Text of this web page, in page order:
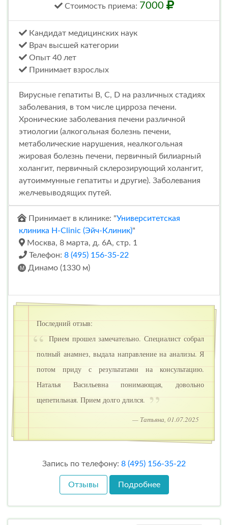
Стоимость приема: 7000
Кандидат медицинских наук
Врач высшей категории
Опыт 40 лет
Принимает взрослых
Вирусные гепатиты В, С, D на различных стадиях
заболевания, в том числе цирроза печени.
Хронические заболевания печени различной
этиологии (алкогольная болезнь печени,
метаболические нарушения, неалкогольная
жировая болезнь печени, первичный билиарный
холангит, первичный склерозирующий холангит,
аутоиммунные гепатиты и другие). Заболевания
желчевыводящих путей.
Принимает в клинике: "Университетская
клиника H-Clinic (Эйч-Клиник)"
Москва, 8 марта, д. 6А, стр. 1
Телефон: 8 (495) 156-35-22
Динамо (1330 м)
Последний отзыв:
Прием прошел замечательно. Специалист собрал
полный анамнез, выдала направление на анализы. Я
потом приду с результатами на консультацию.
Наталья Васильевна понимающая, довольно
щепетильная. Прием долго длился.
— Татьяна, 01.07.2025
Запись по телефону: 8 (495) 156-35-22
Отзывы Подробнее